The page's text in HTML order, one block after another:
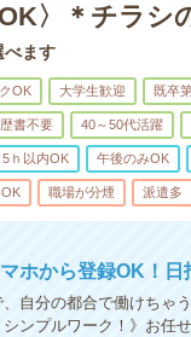
〉＊チラシ
ます
OK 大学生歓迎 既卒
書不要 40～50代活躍
5ｈ以内OK 午後のみOK
職場が分煙 派遣多
ホから登録OK！
自分の都合で働けちゃ
ンプルワーク！》お任